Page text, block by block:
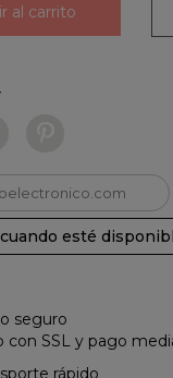
al carrito
esté
seguro
con SSL y pago
rápido